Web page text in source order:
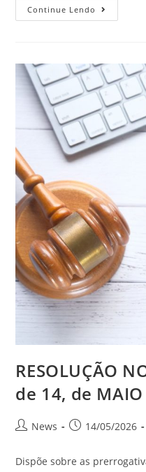
Continue Lendo
RESOLUÇÃO
de 14, de
News 14/05/2026
Dispõe sobre as